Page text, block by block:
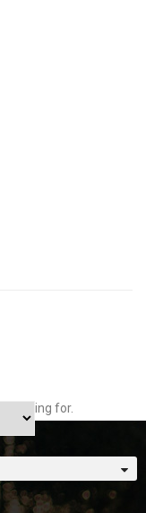
looking for.